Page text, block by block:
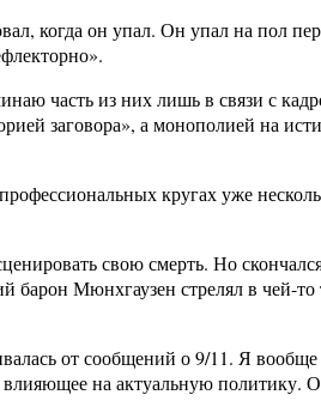
когда он упал. Он упал на пол
часть из них лишь в связи
заговора», а монополией на
кругах уже
свою смерть. Но
Мюнхгаузен стрелял в чей-
от сообщений о 9/11. Я
влияющее на актуальную